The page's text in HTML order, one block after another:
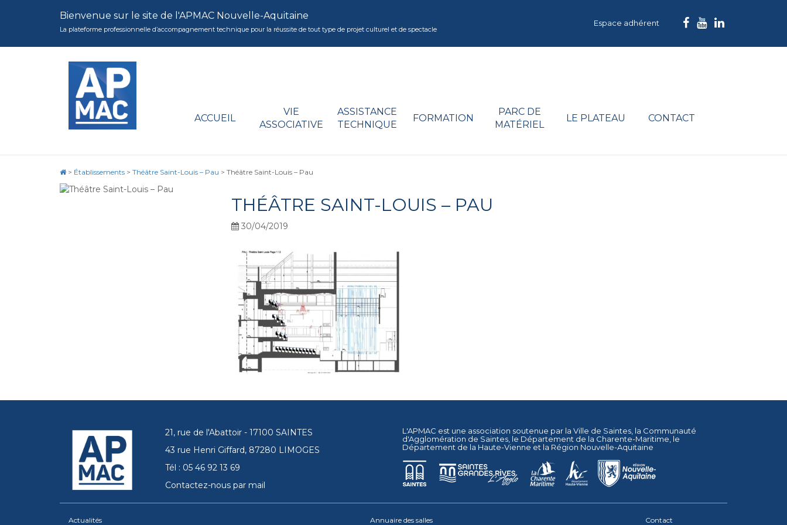
Bienvenue sur le site de l'APMAC Nouvelle-Aquitaine
La plateforme professionnelle d’accompagnement technique pour la réussite de tout type de projet culturel et de spectacle
Espace adhérent
ACCUEIL
VIE
ASSOCIATIVE
ASSISTANCE
TECHNIQUE
FORMATION
PARC DE
MATÉRIEL
LE PLATEAU CONTACT
> Établissements > Théâtre Saint-Louis – Pau > Théâtre Saint-Louis – Pau
THÉÂTRE SAINT-LOUIS – PAU
30/04/2019
21, rue de l'Abattoir - 17100 SAINTES
43 rue Henri Giffard, 87280 LIMOGES
Tél : 05 46 92 13 69
Contactez-nous par mail
L'APMAC est une association soutenue par la Ville de Saintes , la Communauté
d'Agglomération de Saintes , le Département de la Charente-Maritime , le
Département de la Haute-Vienne et la Région Nouvelle-Aquitaine
Actualités Annuaire des salles Contact